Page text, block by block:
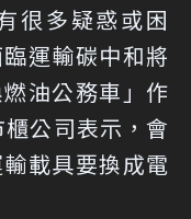
很多疑惑或困
運輸碳中和將
油公務車」作
公司表示，會
載具要換成電